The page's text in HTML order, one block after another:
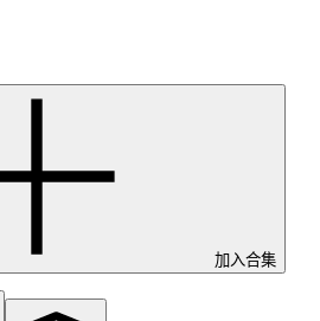
加入合集